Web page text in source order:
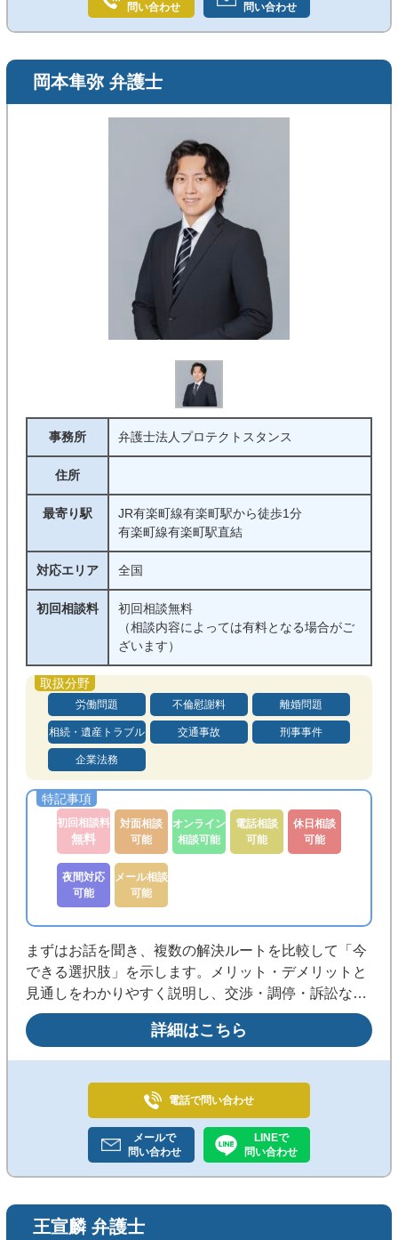
問い合わせ
問い合わせ
岡本隼弥 弁護士
事務所 弁護士法人プロテクトスタンス
住所
最寄り駅
JR有楽町線有楽町駅から徒歩1分
有楽町線有楽町駅直結
対応エリア 全国
初回相談料
初回相談無料
（相談内容によっては有料となる場合がご
ざいます）
労働問題 不倫慰謝料 離婚問題
相続・遺産トラブル 交通事故 刑事事件
企業法務
初回相談料
無料
対面相談
可能
オンライン
相談可能
電話相談
可能
休日相談
可能
夜間対応
可能
メール相談
可能
まずはお話を聞き、複数の解決ルートを比較して「今
できる選択肢」を示します。メリット・デメリットと
見通しをわかりやすく説明し、交渉・調停・訴訟など
最適な手段で、納得できる解決まで粘り強く進めま
す。
詳細はこちら
電話で問い合わせ
メールで
問い合わせ
LINEで
問い合わせ
王宣麟 弁護士